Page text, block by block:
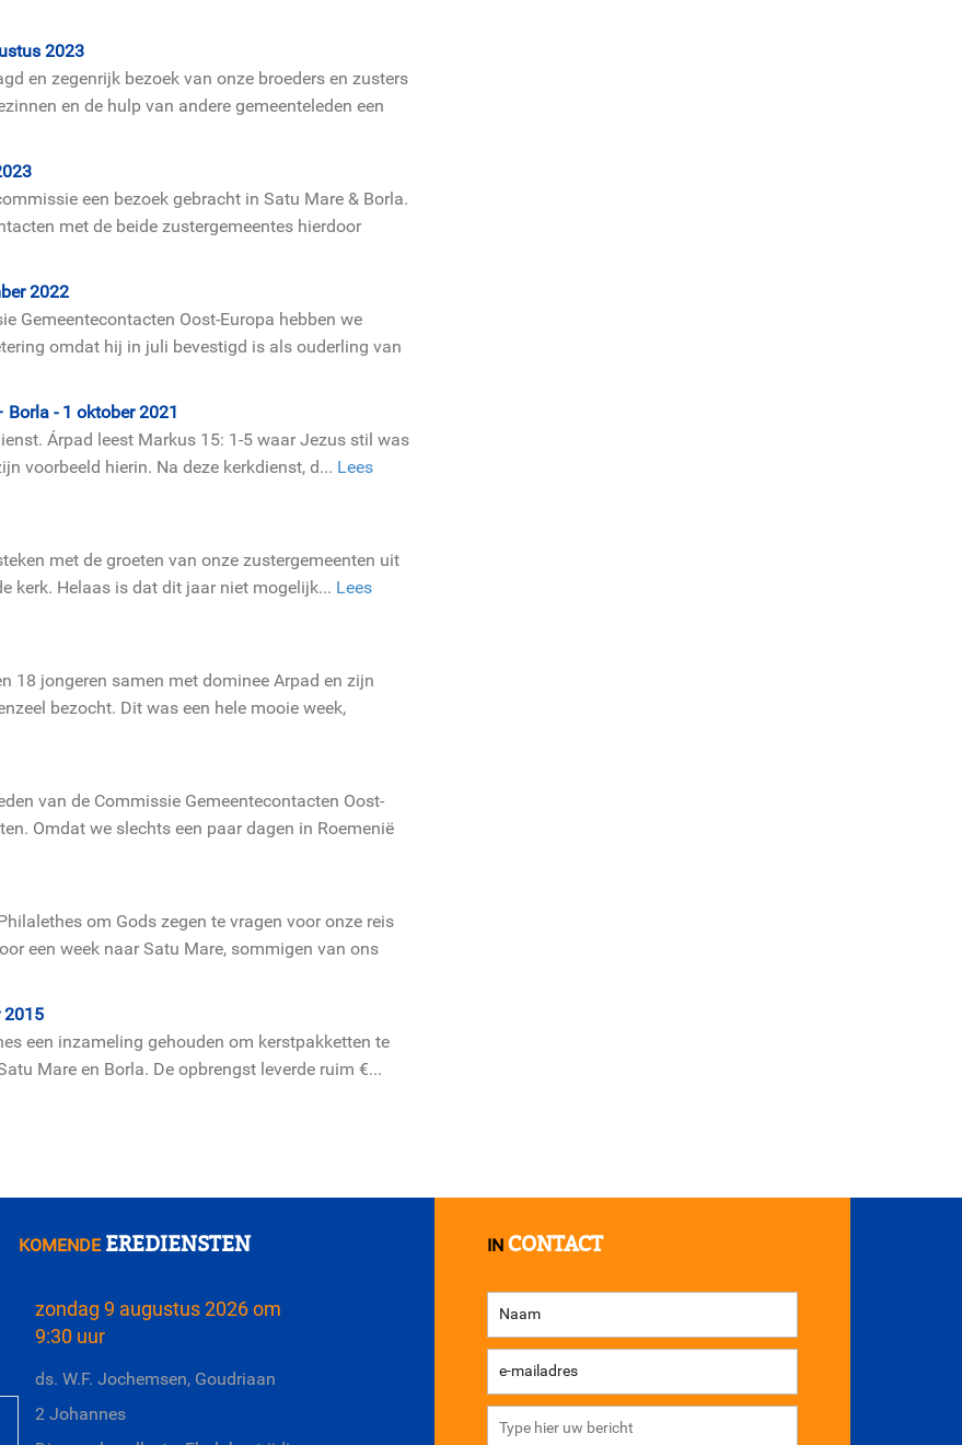
2023
en zegenrijk bezoek van onze broeders en zusters
en de hulp van andere gemeenteleden een
een bezoek gebracht in Satu Mare & Borla.
met de beide zustergemeentes hierdoor
2022
Gemeentecontacten Oost-Europa hebben we
omdat hij in juli bevestigd is als ouderling van
Borla - 1 oktober 2021
Árpad leest Markus 15: 1-5 waar Jezus stil was
voorbeeld hierin. Na deze kerkdienst, d... Lees
met de groeten van onze zustergemeenten uit
kerk. Helaas is dat dit jaar niet mogelijk... Lees
18 jongeren samen met dominee Arpad en zijn
bezocht. Dit was een hele mooie week,
van de Commissie Gemeentecontacten Oost-
Omdat we slechts een paar dagen in Roemenië
om Gods zegen te vragen voor onze reis
een week naar Satu Mare, sommigen van ons
2015
een inzameling gehouden om kerstpakketten te
Mare en Borla. De opbrengst leverde ruim €...
KOMENDEEREDIENSTEN
zondag 9 augustus 2026 om
9:30 uur
ds. W.F. Jochemsen, Goudriaan
2 Johannes
IN CONTACT